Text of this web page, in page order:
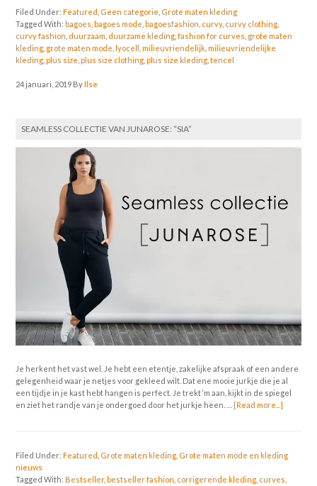
Filed Under:Featured Geen categorie Grote maten kleding
Tagged With: bagoes bagoes mode bagoesfashion curvy, curvy clothing
curvy fashion duurzaam duurzame kleding ,fashion for curves grote maten
kleding grote maten mode lyocell ,milieuvriendelijk ,milieuvriendelijke
kleding ,plus size ,plus size clothing ,plus size kleding ,tencel
24 januari, 2019 ByIlse
SEAMLESS COLLECTIE VAN JUNAROSE: “SIA”
Je herkent het vast wel. Je hebt een etentje, zakelijke afspraak of een andere
gelegenheid waar je netjes voor gekleed wilt. Dat ene mooie jurkje die je al
een tijdje in je kast hebt hangen is perfect. Je trekt ‘m aan, kijkt in de spiegel
en ziet het randje van je ondergoed door het jurkje heen. …[Read more...]
Filed Under:Featured Grote maten kleding Grote maten mode en kleding
nieuws
Tagged With:Bestseller,bestseller fashion corrigerende kleding curves